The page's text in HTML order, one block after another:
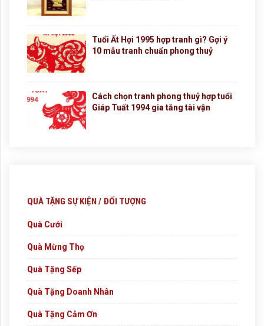
Tuổi Ất Hợi 1995 hợp tranh gì? Gợi ý
10 mẫu tranh chuẩn phong thuỷ
Cách chọn tranh phong thuỷ hợp tuổi
Giáp Tuất 1994 gia tăng tài vận
QUÀ TẶNG SỰ KIỆN / ĐỐI TƯỢNG
Quà Cưới
Quà Mừng Thọ
Quà Tặng Sếp
Quà Tặng Doanh Nhân
Quà Tặng Cảm Ơn